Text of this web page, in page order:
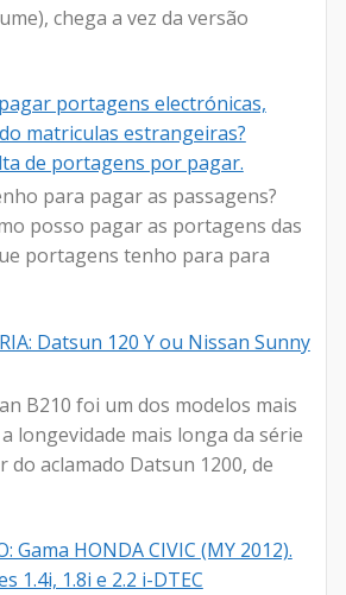
chega a vez da versão
portagens electrónicas,
matriculas estrangeiras?
de portagens por pagar.
para pagar as passagens?
posso pagar as portagens das
portagens tenho para para
Datsun 120 Y ou Nissan Sunny
B210 foi um dos modelos mais
longevidade mais longa da série
do aclamado Datsun 1200, de
Gama HONDA CIVIC (MY 2012).
1.4i, 1.8i e 2.2 i-DTEC